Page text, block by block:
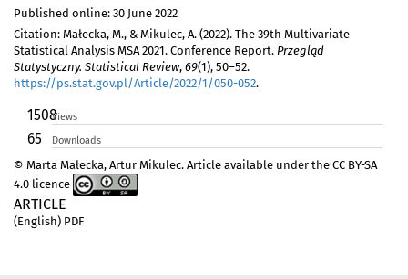
Published online: 30 June 2022
Citation: Małecka, M., & Mikulec, A. (2022). The 39th Multivariate
Statistical Analysis MSA 2021. Conference Report. Przegląd
Statystyczny. Statistical Review, 69(1), 50–52.
https://ps.stat.gov.pl/Article/2022/1/050-052.
1508Views
65 Downloads
© Marta Małecka, Artur Mikulec. Article available under the CC BY-SA
4.0 licence
ARTICLE
(English) PDF